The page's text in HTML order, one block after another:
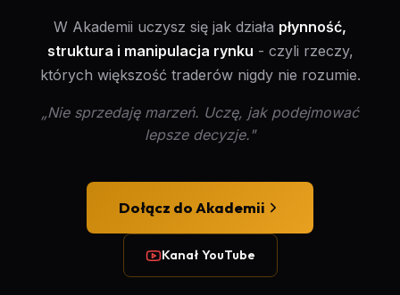
W Akademii uczysz się jak działa płynność,
struktura i manipulacja rynku - czyli rzeczy,
których większość traderów nigdy nie rozumie.
„Nie sprzedaję marzeń. Uczę, jak podejmować
lepsze decyzje."
Dołącz do Akademii
Kanał YouTube